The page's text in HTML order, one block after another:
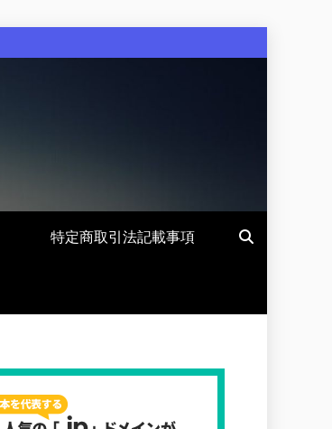
特定商取引法記載事項